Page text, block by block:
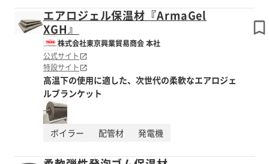
エアロジェル保温材『ArmaGel
XGH』
株式会社東京興業貿易商会 本社
公式サイト
特設サイト
高温下の使用に適した、次世代の柔軟なエアロジェ
ルブランケット
ボイラー 配管材 発電機